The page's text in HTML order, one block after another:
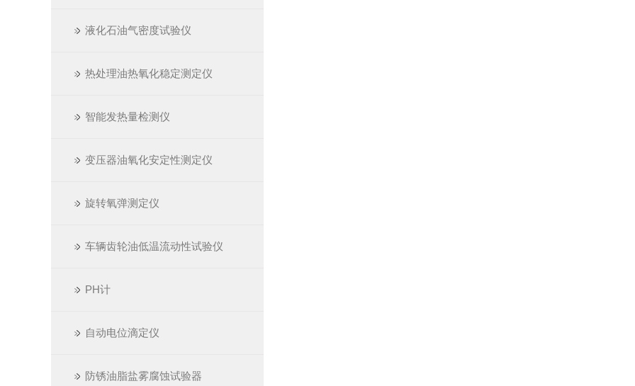
液化石油气密度试验仪
热处理油热氧化稳定测定仪
智能发热量检测仪
变压器油氧化安定性测定仪
旋转氧弹测定仪
车辆齿轮油低温流动性试验仪
PH计
自动电位滴定仪
防锈油脂盐雾腐蚀试验器